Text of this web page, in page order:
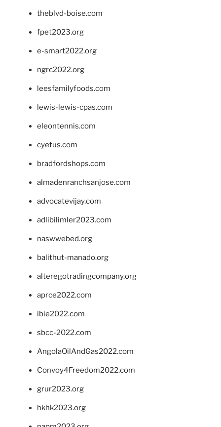
theblvd-boise.com
fpet2023.org
e-smart2022.org
ngrc2022.org
leesfamilyfoods.com
lewis-lewis-cpas.com
eleontennis.com
cyetus.com
bradfordshops.com
almadenranchsanjose.com
advocatevijay.com
adlibilimler2023.com
naswwebed.org
balithut-manado.org
alteregotradingcompany.org
aprce2022.com
ibie2022.com
sbcc-2022.com
AngolaOilAndGas2022.com
Convoy4Freedom2022.com
grur2023.org
hkhk2023.org